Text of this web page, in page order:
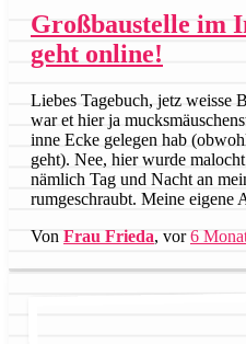
Großbaustelle im
geht online!
Liebes Tagebuch, jetz weisse
war et hier ja
inne Ecke gelegen hab
geht). Nee, hier wurde
nämlich Tag und Nacht an
rumgeschraubt. Meine eigene
Von Frau Frieda, vor6